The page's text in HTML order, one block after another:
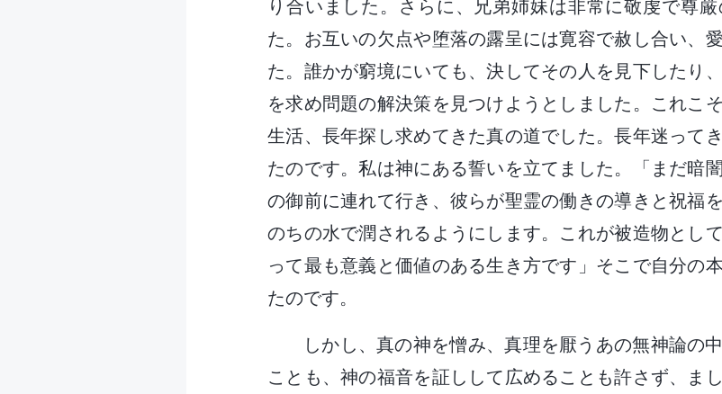
り合いました。さらに、兄弟姉妹は非常に敬虔で尊
た。お互いの欠点や堕落の露呈には寛容で赦し合い、
た。誰かが窮境にいても、決してその人を見下したり
を求め問題の解決策を見つけようとしました。これこ
生活、長年探し求めてきた真の道でした。長年迷って
たのです。私は神にある誓いを立てました。「まだ暗
の御前に連れて行き、彼らが聖霊の働きの導きと祝福
のちの水で潤されるようにします。これが被造物とし
って最も意義と価値のある生き方です」そこで自分の
たのです。
しかし、真の神を憎み、真理を厭うあの無神論の
ことも、神の福音を証しして広めることも許さず、ま